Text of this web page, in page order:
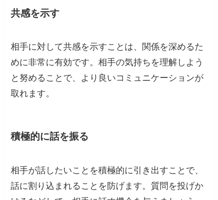
共感を示す
相手に対して共感を示すことは、関係を深めるた
めに非常に有効です。相手の気持ちを理解しよう
と努めることで、より良いコミュニケーションが
取れます。
積極的に話を振る
相手が話したいことを積極的に引き出すことで、
話に割り込まれることを防げます。質問を投げか